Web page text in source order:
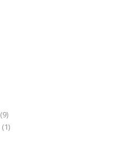
(9)
(1)